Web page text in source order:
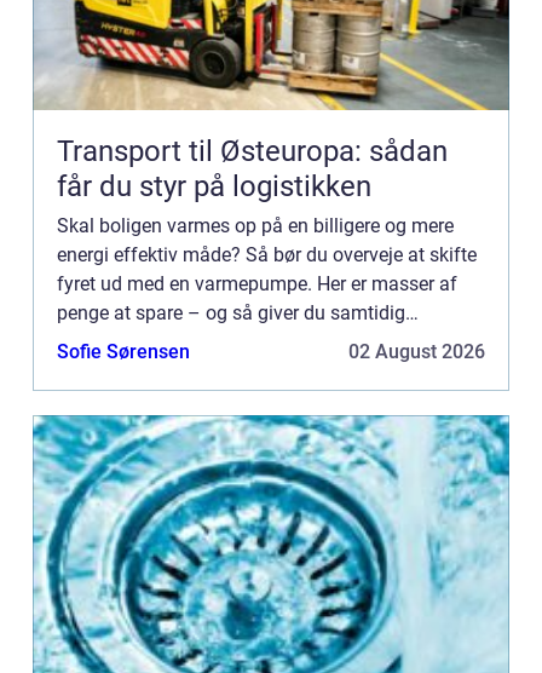
Transport til Østeuropa: sådan
får du styr på logistikken
Skal boligen varmes op på en billigere og mere
energi effektiv måde? Så bør du overveje at skifte
fyret ud med en varmepumpe. Her er masser af
penge at spare – og så giver du samtidig
husstanden en grønnere...
Sofie Sørensen 02 August 2026